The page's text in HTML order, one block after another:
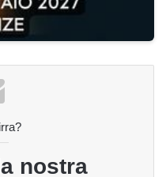
nostra